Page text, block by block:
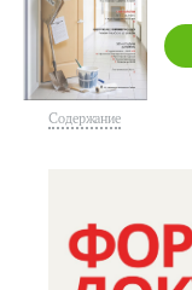
Содержание